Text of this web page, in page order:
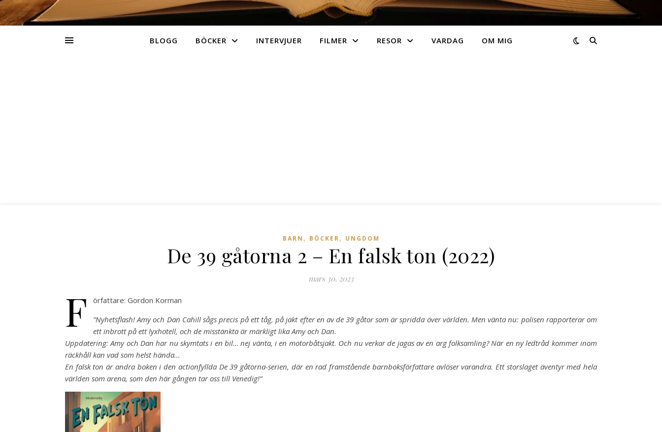
BLOGG BÖCKER INTERVJUER FILMER RESOR VARDAG OM MIG
BARN , BÖCKER, UNGDOM
De 39 gåtorna 2 – En falsk ton (2022)
mars 30, 2023
F
örfattare: Gordon Korman
”Nyhetsflash! Amy och Dan Cahill sågs precis på ett tåg, på jakt efter en av de 39 gåtor som är spridda över världen. Men vänta nu: polisen rapporterar om
ett inbrott på ett lyxhotell, och de misstänkta är märkligt lika Amy och Dan.
Uppdatering: Amy och Dan har nu skymtats i en bil… nej vänta, i en motorbåtsjakt. Och nu verkar de jagas av en arg folksamling? När en ny ledtråd kommer inom
räckhåll kan vad som helst hända…
En falsk ton är andra boken i den actionfyllda De 39 gåtorna-serien, där en rad framstående barnboksförfattare avlöser varandra. Ett storslaget äventyr med hela
världen som arena, som den här gången tar oss till Venedig!”